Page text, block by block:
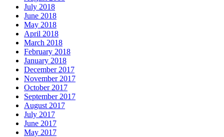
July 2018
June 2018
May 2018
April 2018
March 2018
February 2018
January 2018
December 2017
November 2017
October 2017
September 2017
August 2017
July 2017
June 2017
May 2017